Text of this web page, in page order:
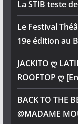
La STIB teste
Le Festival
19e édition au
JACKITO ღ
ROOFTOP ღ
BACK TO THE
@MADAME